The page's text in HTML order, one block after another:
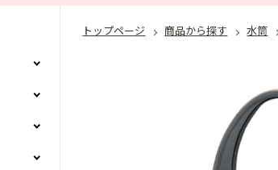
トップページ 商品から探す 水筒